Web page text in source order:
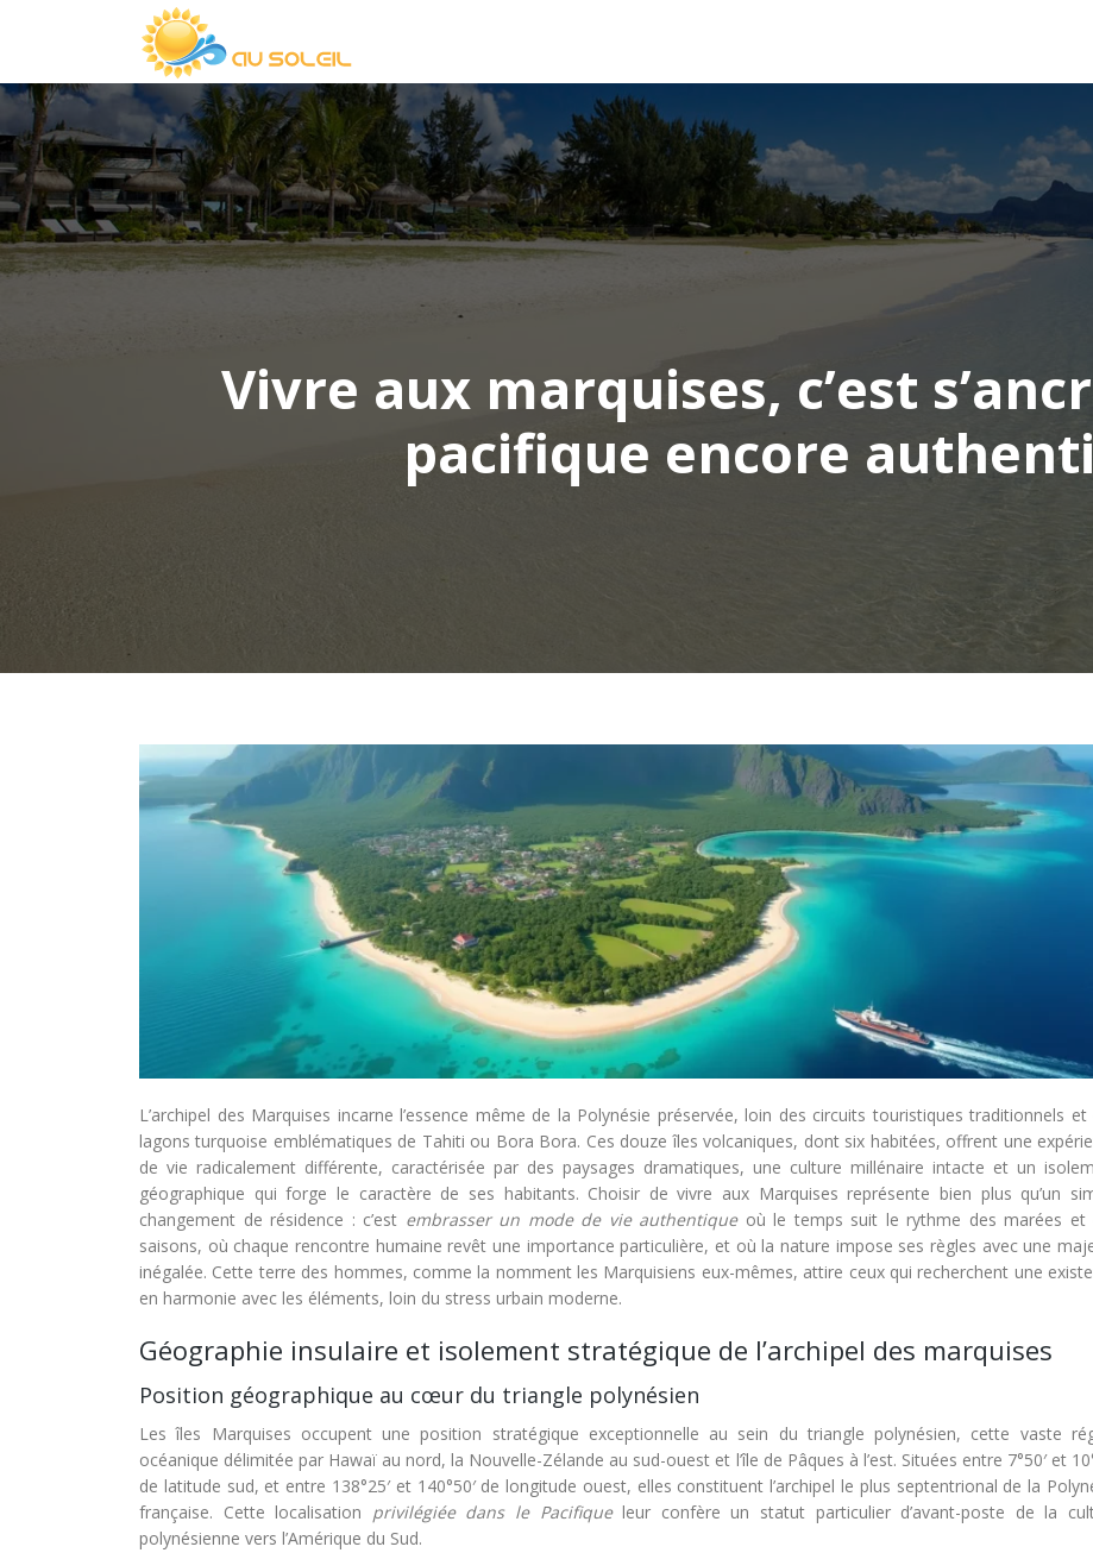
Vivre aux marquises, c’est
pacifique encore
L’archipel des Marquises incarne l’essence même de la Polynésie préservée, loin des circuits touristiques traditionnels et
lagons turquoise emblématiques de Tahiti ou Bora Bora. Ces douze îles volcaniques, dont six habitées, offrent une
de vie radicalement différente, caractérisée par des paysages dramatiques, une culture millénaire intacte et un
géographique qui forge le caractère de ses habitants. Choisir de vivre aux Marquises représente bien plus qu’un
changement de résidence : c’est embrasser un mode de vie authentique où le temps suit le rythme des marées et
saisons, où chaque rencontre humaine revêt une importance particulière, et où la nature impose ses règles avec une
inégalée. Cette terre des hommes, comme la nomment les Marquisiens eux-mêmes, attire ceux qui recherchent une
en harmonie avec les éléments, loin du stress urbain moderne.
Géographie insulaire et isolement stratégique de l’archipel des marquises
Position géographique au cœur du triangle polynésien
Les îles Marquises occupent une position stratégique exceptionnelle au sein du triangle polynésien, cette vaste
océanique délimitée par Hawaï au nord, la Nouvelle-Zélande au sud-ouest et l’île de Pâques à l’est. Situées entre 7°50′ et
de latitude sud, et entre 138°25′ et 140°50′ de longitude ouest, elles constituent l’archipel le plus septentrional de la
française. Cette localisation privilégiée dans le Pacifiqueleur confère un statut particulier d’avant-poste de la
polynésienne vers l’Amérique du Sud.